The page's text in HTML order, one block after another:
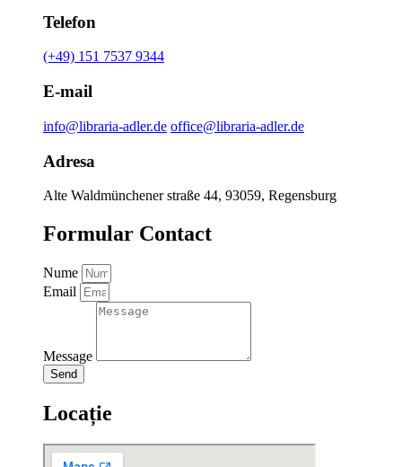
Telefon
(+49) 151 7537 9344
E-mail
info@libraria-adler.de office@libraria-adler.de
Adresa
Alte Waldmünchener straße 44, 93059, Regensburg
Formular Contact
Nume
Email
Message
Send
Locație